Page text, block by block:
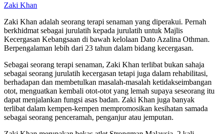
Zaki Khan
Zaki Khan adalah seorang terapi senaman yang diperakui. Pernah
berkhidmat sebagai jurulatih kepada jurulatih untuk Majlis
Kecergasan Kebangsaan di bawah kelolaan Dato Azalina Othman.
Berpengalaman lebih dari 23 tahun dalam bidang kecergasan.
Sebagai seorang terapi senaman, Zaki Khan terlibat bukan sahaja
sebagai seorang jurulatih kecergasan tetapi juga dalam rehabilitasi,
berhadapan dan membetulkan masalah-masalah ketidakseimbangan
otot, menguatkan kembali otot-otot yang lemah supaya seseorang itu
dapat menjalankan fungsi asas badan. Zaki Khan juga banyak
terlibat dalam kempen-kempen mempromosikan kesihatan samada
sebagai seorang penceramah, penganjur atau jemputan.